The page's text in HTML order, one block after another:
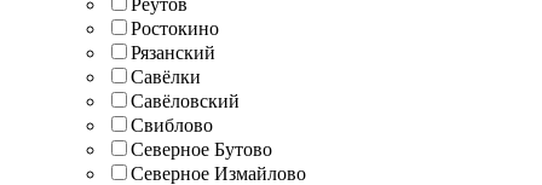
Ростокино
Рязанский
Савёлки
Савёловский
Свиблово
Северное Бутово
Северное Измайлово